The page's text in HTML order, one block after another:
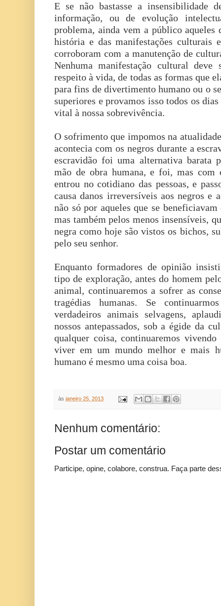
E se não bastasse a insensibilidade
informação, ou de evolução
problema, ainda vem a público aqueles
história e das manifestações culturais
corroboram com a manutenção de
Nenhuma manifestação cultural
respeito à vida, de todas as formas que
para fins de divertimento humano ou o
superiores e provamos isso todos os
vital à nossa sobrevivência.
O sofrimento que impomos na
acontecia com os negros durante a
escravidão foi uma alternativa barata
mão de obra humana, e foi, mas com
entrou no cotidiano das pessoas, e
causa danos irreversíveis aos negros e
não só por aqueles que se
mas também pelos menos insensíveis,
negra como hoje são vistos os bichos,
pelo seu senhor.
Enquanto formadores de opinião
tipo de exploração, antes do homem
animal, continuaremos a sofrer as
tragédias humanas. Se
verdadeiros animais selvagens,
nossos antepassados, sob a égide da
qualquer coisa, continuaremos
viver em um mundo melhor e mais
humano é mesmo uma coisa boa.
às janeiro 25, 2013
Nenhum comentário:
Postar um comentário
Participe, opine, colabore, construa. Faça parte